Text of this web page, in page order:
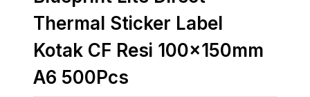
Thermal Sticker Label
Kotak CF Resi 100x150mm
A6 500Pcs